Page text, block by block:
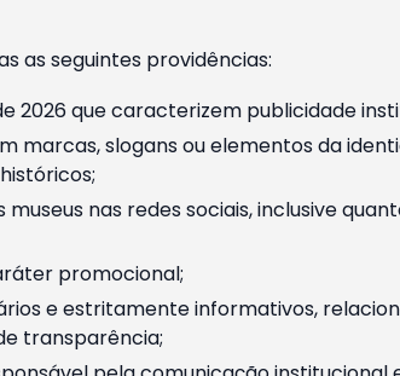
as seguintes providências:
que caracterizem publicidade
slogans ou elementos da
nas redes sociais, inclusive
promocional;
e estritamente informativos,
transparência;